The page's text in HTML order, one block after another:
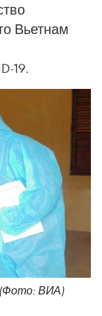
Вьетнам
19.
ВИА)